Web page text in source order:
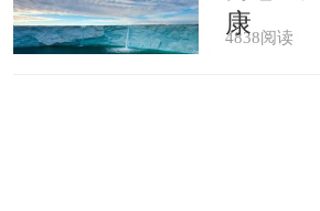
司的发展蒸蒸日上。属猴人加上今年
康
4838阅读